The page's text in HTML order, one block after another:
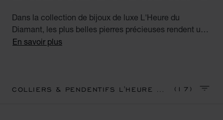
Dans la collection de bijoux de luxe L'Heure du
Diamant, les plus belles pierres précieuses rendent un
vibrant hommage au talent et au savoir-faire des
En savoir plus
COLLIERS & PENDENTIFS L'HEURE DU DIAMANT (17)